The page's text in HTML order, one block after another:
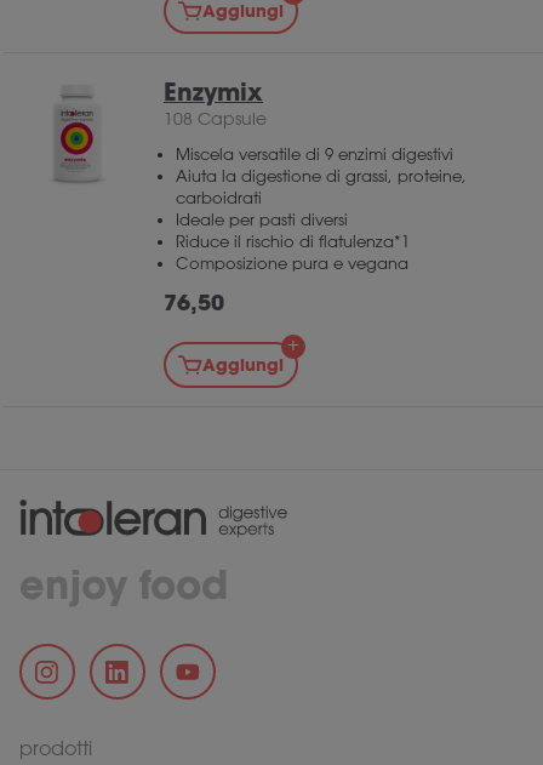
Aggiungi
Enzymix
108 Capsule
Miscela versatile di 9 enzimi digestivi
Aiuta la digestione di grassi, proteine,
carboidrati
Ideale per pasti diversi
Riduce il rischio di flatulenza*1
Composizione pura e vegana
76,50
Aggiungi
enjoy food
prodotti